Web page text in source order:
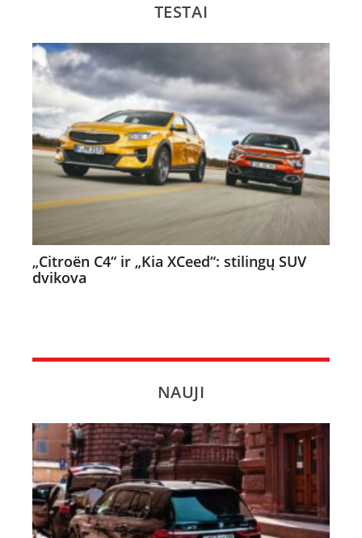
TESTAI
„Citroën C4“ ir „Kia XCeed“: stilingų SUV
dvikova
NAUJI